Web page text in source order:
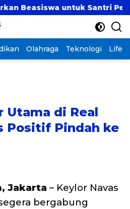
untuk Santri Pesantren
Olahraga Teknologi
Utama di Real
Positif Pindah ke
Jakarta – Keylor Navas
bergabung